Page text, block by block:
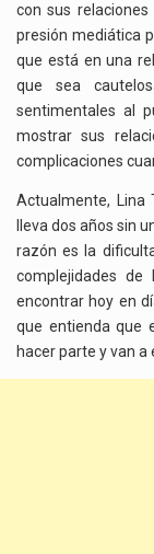
con sus
presión mediática
que está en una
que sea
sentimentales al
mostrar sus
complicaciones
Actualmente, Lina
lleva dos años sin
razón es la
complejidades
encontrar hoy en
que entienda que
hacer parte y van a